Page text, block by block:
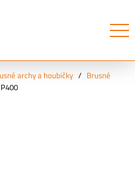
archy a houbičky / Brusné